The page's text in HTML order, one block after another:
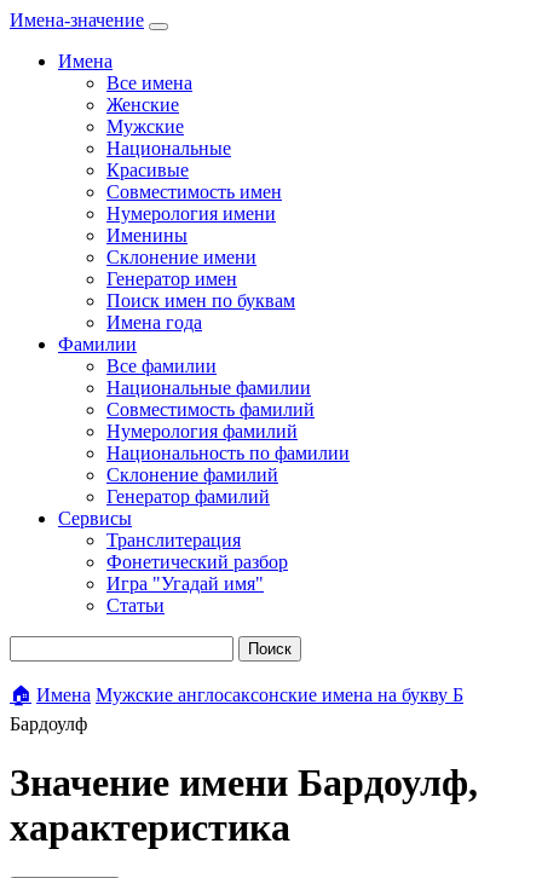
Имена-значение
Имена
Все имена
Женские
Мужские
Национальные
Красивые
Совместимость имен
Нумерология имени
Именины
Склонение имени
Генератор имен
Поиск имен по буквам
Имена года
Фамилии
Все фамилии
Национальные фамилии
Совместимость фамилий
Нумерология фамилий
Национальность по фамилии
Склонение фамилий
Генератор фамилий
Сервисы
Транслитерация
Фонетический разбор
Игра "Угадай имя"
Статьи
Поиск
🏠 Имена Мужские англосаксонские имена на букву Б
Бардоулф
Значение имени Бардоулф,
характеристика